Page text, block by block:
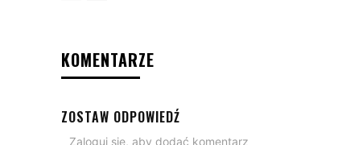
KOMENTARZE
ZOSTAW ODPOWIEDŹ
Zaloguj się, aby dodać komentarz